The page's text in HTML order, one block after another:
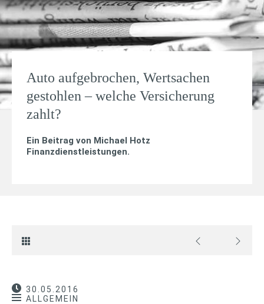
Auto aufgebrochen, Wertsachen
gestohlen – welche Versicherung
zahlt?
Ein Beitrag von Michael Hotz
Finanzdienstleistungen.
30.05.2016
ALLGEMEIN